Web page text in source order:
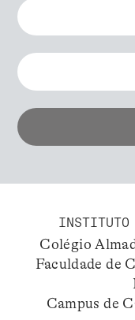
Colégio
Faculdade de
Campus de